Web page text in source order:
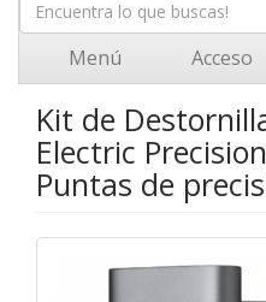
Menú Acceso
Kit de
Electric
Puntas de